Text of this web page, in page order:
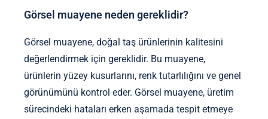
Görsel muayene neden gereklidir?
Görsel muayene, doğal taş ürünlerinin kalitesini
değerlendirmek için gereklidir. Bu muayene,
ürünlerin yüzey kusurlarını, renk tutarlılığını ve genel
görünümünü kontrol eder. Görsel muayene, üretim
sürecindeki hataları erken aşamada tespit etmeye